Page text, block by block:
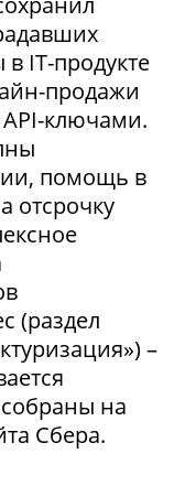
IT-продукте
продажи
ключами.
помощь в
отсрочку
(раздел
–
на
Сбера.